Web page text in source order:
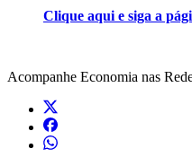
Clique aqui e siga a
Acompanhe Economia nas